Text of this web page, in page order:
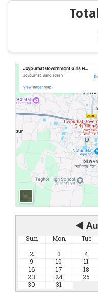
◀
Sun Mon Tue
2
3 4
9
10 11
16
17 18
23
24 25
30
31